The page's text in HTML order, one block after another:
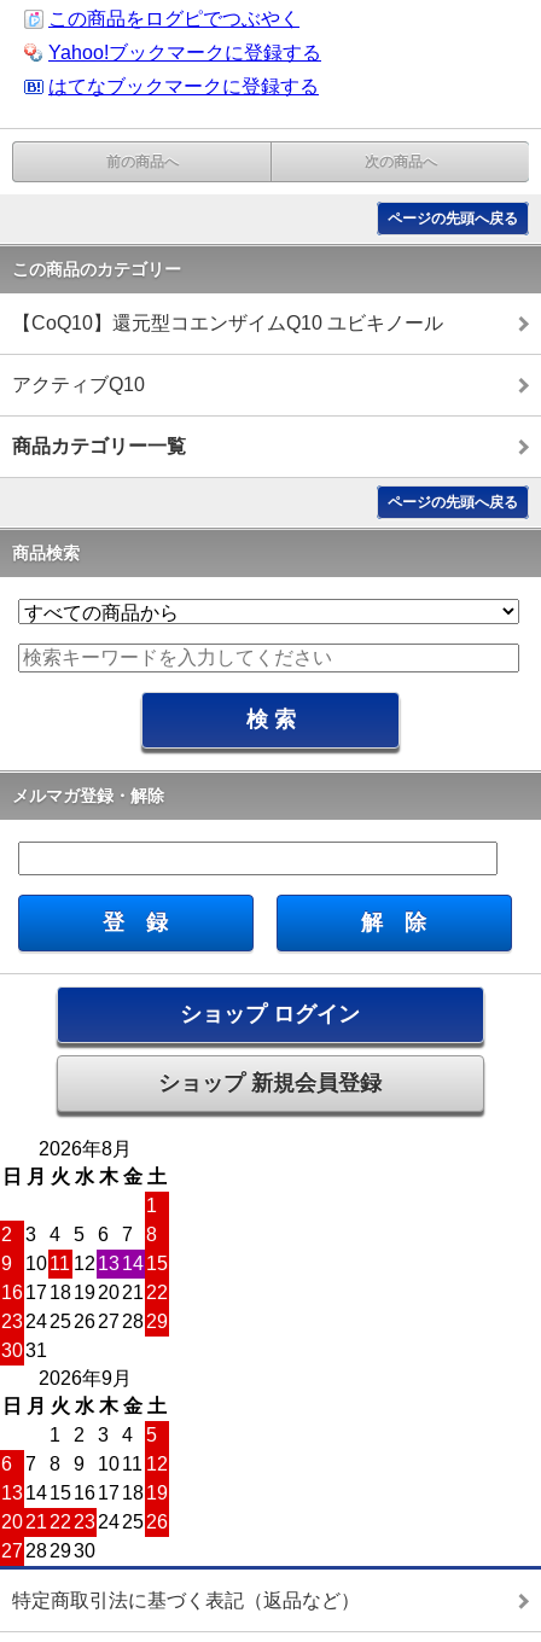
この商品をログピでつぶやく
Yahoo!ブックマークに登録する
はてなブックマークに登録する
前の商品へ 次の商品へ
ページの先頭へ戻る
この商品のカテゴリー
【CoQ10】還元型コエンザイムQ10 ユビキノール
アクティブQ10
商品カテゴリー一覧
ページの先頭へ戻る
商品検索
メルマガ登録・解除
ショップ ログイン
ショップ 新規会員登録
2026年8月
日
月 火 水 木 金 土
1
2
3 4 5 6 7
8
9
1011 12 131415
161718192021 22
23242526272829
3031
2026年9月
日
月 火 水 木 金 土
1
2 3 4
5
6
7 8 9 1011 12
13141516171819
2021 22 23242526
27282930
特定商取引法に基づく表記（返品など）